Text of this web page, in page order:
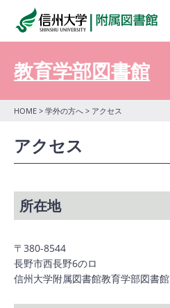
教育学部図書館
HOME > 学外の方へ > アクセス
アクセス
所在地
〒380-8544
長野市西長野6のロ
信州大学附属図書館教育学部図書館